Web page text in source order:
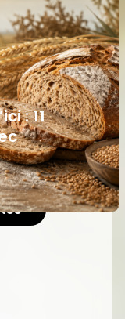
: 11